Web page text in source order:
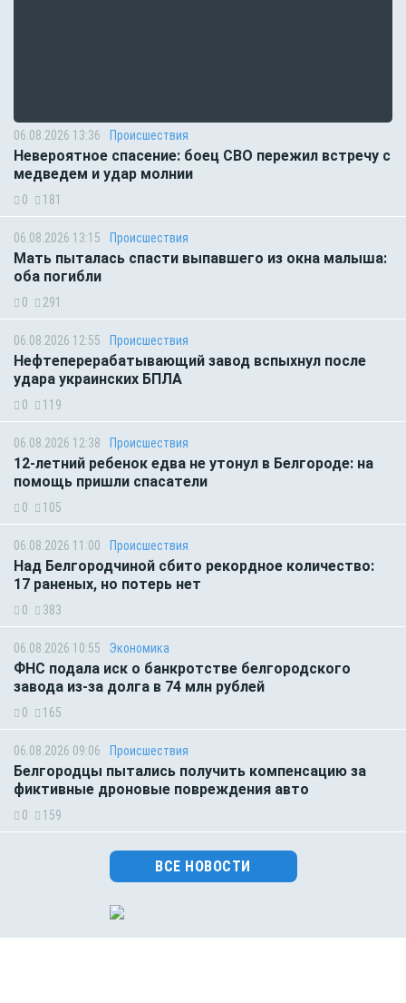
06.08.2026 13:36 Происшествия
Невероятное спасение: боец СВО пережил встречу с
медведем и удар молнии
0 181
06.08.2026 13:15 Происшествия
Мать пыталась спасти выпавшего из окна малыша:
оба погибли
0 291
06.08.2026 12:55 Происшествия
Нефтеперерабатывающий завод вспыхнул после
удара украинских БПЛА
0 119
06.08.2026 12:38 Происшествия
12-летний ребенок едва не утонул в Белгороде: на
помощь пришли спасатели
0 105
06.08.2026 11:00 Происшествия
Над Белгородчиной сбито рекордное количество:
17 раненых, но потерь нет
0 383
06.08.2026 10:55 Экономика
ФНС подала иск о банкротстве белгородского
завода из-за долга в 74 млн рублей
0 165
06.08.2026 09:06 Происшествия
Белгородцы пытались получить компенсацию за
фиктивные дроновые повреждения авто
0 159
ВСЕ НОВОСТИ